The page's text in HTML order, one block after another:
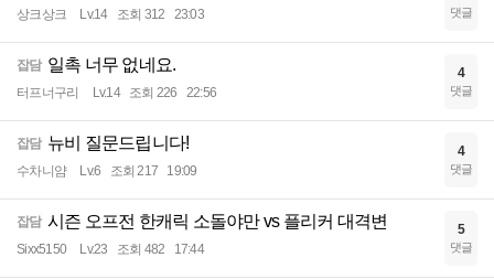
상크상크 Lv.14 조회 312 23:03 댓글
잡담 일촉 너무 없네요.
터프너구리 Lv.14 조회 226 22:56
4
댓글
잡담 뉴비 질문드립니다!
수차니얌 Lv.6 조회 217 19:09
4
댓글
잡담 시즌 오프전 한캐릭 소돌야만 vs 플리커 대격변
Sixx5150 Lv.23 조회 482 17:44
5
댓글